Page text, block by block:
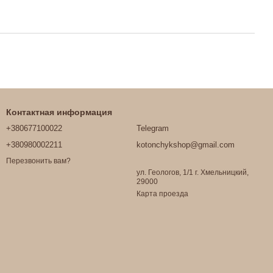
Контактная информация
+380677100022
+380980002211
Перезвонить вам?
Telegram
kotonchykshop@gmail.com
ул. Геологов, 1/1 г. Хмельницкий,
29000
Карта проезда